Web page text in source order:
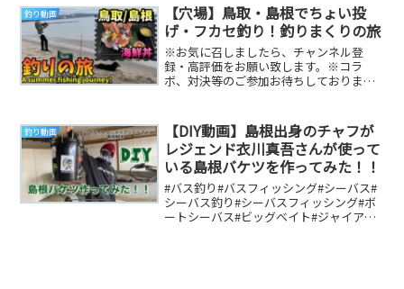
釣り動画
【穴場】鳥取・島根でちょい投
げ・フカセ釣り！釣りまくりの旅
※お気に召しましたら、チャンネル登
録・高評価をお願い致します。※コラ
ボ、対決等のご参加お待ちしております
釣り動画
【DIY動画】島根出身のチャフが
レジェンド衣川真吾さんが使って
いる島根バケツを作ってみた！！
#バス釣り#バスフィッシング#シーバス#
シーバス釣り#シーバスフィッシング#ボ
ートシーバス#ビッグベイト#ジャイアン